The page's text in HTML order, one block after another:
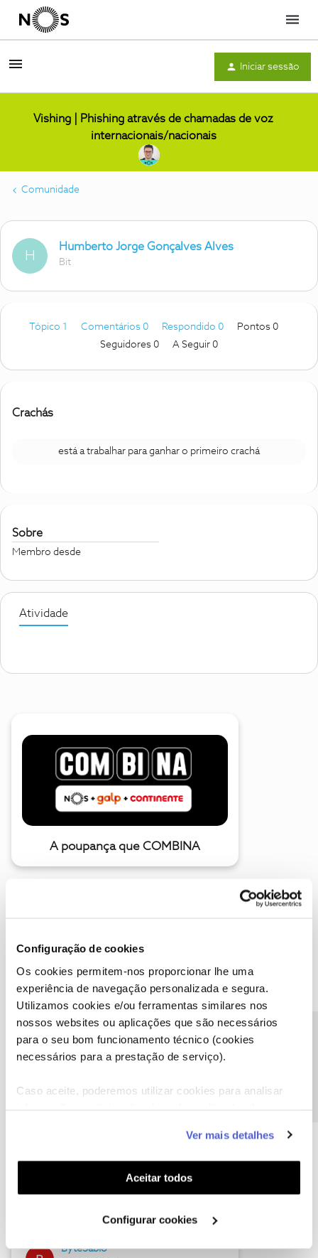
Configuração de cookies
Os cookies permitem-nos proporcionar lhe uma
experiência de navegação personalizada e segura.
Utilizamos cookies e/ou ferramentas similares nos
nossos websites ou aplicações que são necessários
para o seu bom funcionamento técnico (cookies
necessários para a prestação de serviço).
Caso aceite, poderemos utilizar cookies para analisar
funcionalidades (cookies de personalização e
funcionalidade) e adaptar anúncios aos seus interesses
(cookies de publicidade personalizada). Pode gerir a
utilização dos cookies clicando em "Configurar
Ver mais detalhes
Aceitar todos
Configurar cookies
Menu
Iniciar sessão
Vishing | Phishing através de chamadas de voz
internacionais/nacionais
Comunidade
H
Humberto Jorge Gonçalves Alves
Bit
Tópico 1 Comentários 0 Respondido 0
Pontos 0
Seguidores 0 A Seguir 0
Crachás
está a trabalhar para ganhar o primeiro crachá
Sobre
Membro desde
Atividade
A poupança que COMBINA
Descubra as novidades de julho
Hall of Fame de julho
17 soluções
ByteSábio